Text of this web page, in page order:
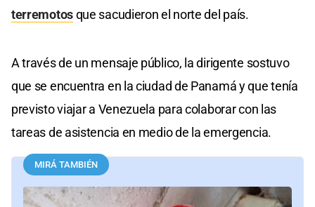
terremotosque sacudieron el norte del país.
A través de un mensaje público, la dirigente sostuvo
que se encuentra en la ciudad de Panamá y que tenía
previsto viajar a Venezuela para colaborar con las
tareas de asistencia en medio de la emergencia.
MIRÁ TAMBIÉN